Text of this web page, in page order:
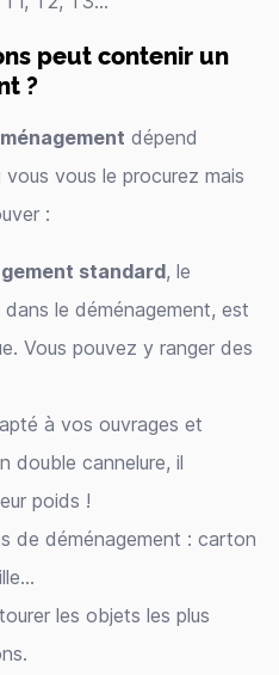
peut contenir un
?
dépend
vous le procurez mais
:
standard, le
le déménagement, est
Vous pouvez y ranger des
à vos ouvrages et
double cannelure, il
poids !
de déménagement : carton
les objets les plus